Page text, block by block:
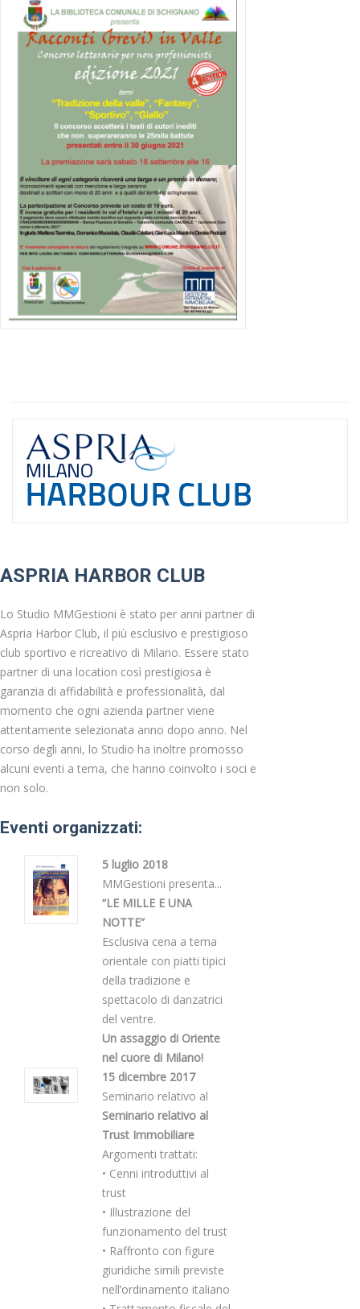
ASPRIA HARBOR CLUB
Lo Studio MMGestioni è stato per anni partner di
Aspria Harbor Club, il più esclusivo e prestigioso
club sportivo e ricreativo di Milano. Essere stato
partner di una location così prestigiosa è
garanzia di affidabilità e professionalità, dal
momento che ogni azienda partner viene
attentamente selezionata anno dopo anno. Nel
corso degli anni, lo Studio ha inoltre promosso
alcuni eventi a tema, che hanno coinvolto i soci e
non solo.
Eventi organizzati:
5 luglio 2018
MMGestioni presenta...
“LE MILLE E UNA
NOTTE”
Esclusiva cena a tema
orientale con piatti tipici
della tradizione e
spettacolo di danzatrici
del ventre.
Un assaggio di Oriente
nel cuore di Milano!
15 dicembre 2017
Seminario relativo al
Seminario relativo al
Trust Immobiliare
Argomenti trattati:
• Cenni introduttivi al
trust
• Illustrazione del
funzionamento del trust
• Raffronto con figure
giuridiche simili previste
nell’ordinamento italiano